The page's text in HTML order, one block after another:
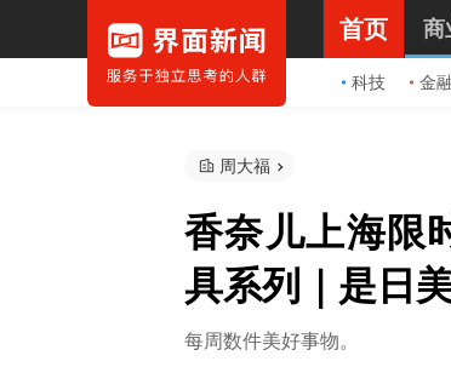
首页
科技 金融
商
周大福
香奈儿上海限
具系列｜是日
每周数件美好事物。